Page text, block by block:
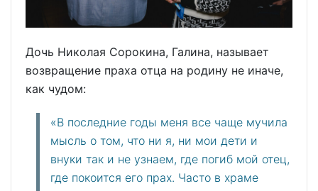
Дочь Николая Сорокина, Галина, называет
возвращение праха отца на родину не иначе,
как чудом:
«В последние годы меня все чаще мучила
мысль о том, что ни я, ни мои дети и
внуки так и не узнаем, где погиб мой отец,
где покоится его прах. Часто в храме